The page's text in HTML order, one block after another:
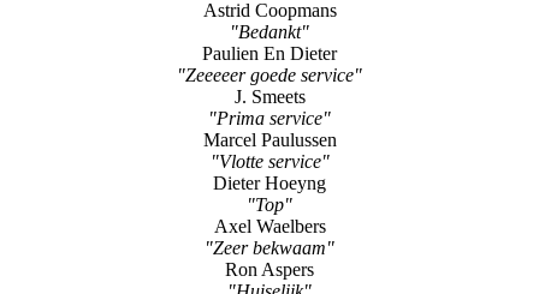
"Super toestel "
Paul Peys
"Deskundig"
Astrid Coopmans
"Bedankt"
Paulien En Dieter
"Zeeeeer goede service"
J. Smeets
"Prima service"
Marcel Paulussen
"Vlotte service"
Dieter Hoeyng
"Top"